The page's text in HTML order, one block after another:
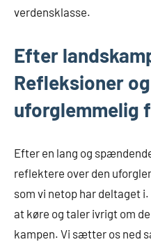
verdensklasse.
Efter
Refleksioner
uforglemmelig
Efter en lang og
reflektere over den
som vi netop har deltaget
at køre og taler ivrigt om
kampen. Vi sætter os ned